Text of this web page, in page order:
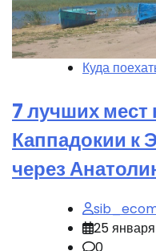
Куда
7 лучших мест
Каппадокии к
через
25
0